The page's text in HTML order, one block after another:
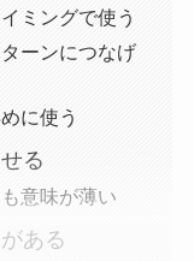
ミングで使う
ーンにつなげ
に使う
る
意味が薄い
ある